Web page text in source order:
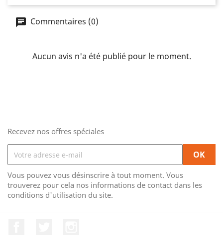
Commentaires (0)
Aucun avis n'a été publié pour le moment.
Recevez nos offres spéciales
Vous pouvez vous désinscrire à tout moment. Vous
trouverez pour cela nos informations de contact dans les
conditions d'utilisation du site.